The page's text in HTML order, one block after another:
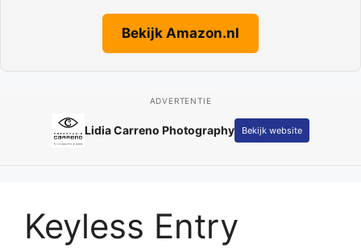
Bekijk Amazon.nl
ADVERTENTIE
Lidia Carreno Photography Bekijk website
Keyless Entry